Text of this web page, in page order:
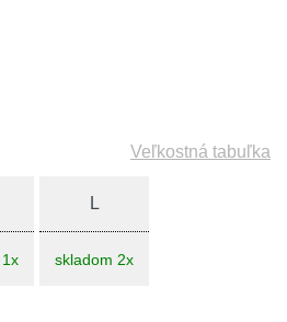
Veľkostná tabuľka
L
skladom 2x